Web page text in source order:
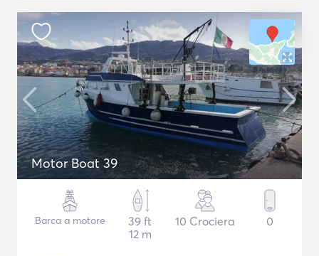
Motor Boat 39
Barca a motore
39 ft
12 m
10 Crociera 0